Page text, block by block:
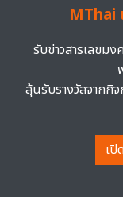
MThai
รับข่าวสารเลขม
ลุ้นรับรางวัลจากกิ
เ